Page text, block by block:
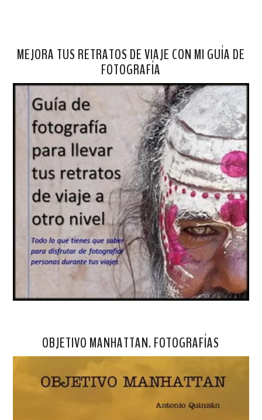
MEJORA TUS RETRATOS DE VIAJE CON MI GUÍA DE
FOTOGRAFÍA
OBJETIVO MANHATTAN. FOTOGRAFÍAS